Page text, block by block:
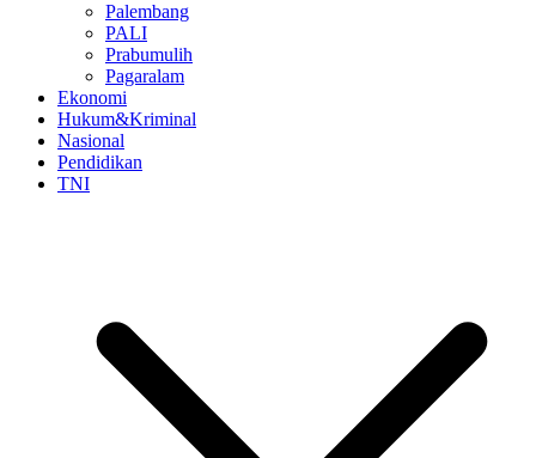
Palembang
PALI
Prabumulih
Pagaralam
Ekonomi
Hukum&Kriminal
Nasional
Pendidikan
TNI